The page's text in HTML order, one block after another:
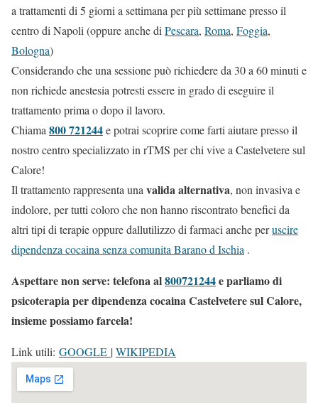
a trattamenti di 5 giorni a settimana per più settimane presso il
centro di Napoli (oppure anche di Pescara, Roma, Foggia,
Bologna)
Considerando che una sessione può richiedere da 30 a 60 minuti e
non richiede anestesia potresti essere in grado di eseguire il
trattamento prima o dopo il lavoro.
Chiama 800 721244e potrai scoprire come farti aiutare presso il
nostro centro specializzato in rTMS per chi vive a Castelvetere sul
Calore!
Il trattamento rappresenta una valida alternativa, non invasiva e
indolore, per tutti coloro che non hanno riscontrato benefici da
altri tipi di terapie oppure dallutilizzo di farmaci anche peruscire
dipendenza cocaina senza comunita Barano d Ischia .
Aspettare non serve: telefona al800721244e parliamo di
psicoterapia per dipendenza cocaina Castelvetere sul Calore,
insieme possiamo farcela!
Link utili: GOOGLE |WIKIPEDIA